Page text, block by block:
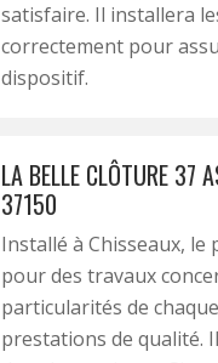
satisfaire. Il installera
correctement pour
dispositif.
LA BELLE CLÔTURE 37
37150
Installé à Chisseaux,
pour des travaux
particularités de
prestations de qualité.